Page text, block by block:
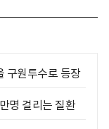
구원투수로 등장
명 걸리는 질환